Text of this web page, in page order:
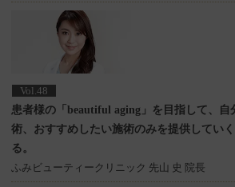
Vol.48
患者様の「beautiful aging」を目指して、自
術、おすすめしたい施術のみを提供してい
る。
ふみビューティークリニック 先山 史 院長